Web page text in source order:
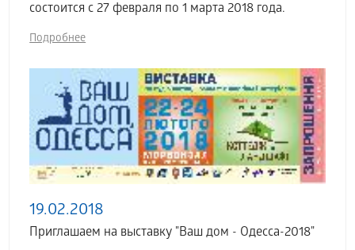
состоится с 27 февраля по 1 марта 2018 года.
Подробнее
19.02.2018
Приглашаем на выставку "Ваш дом - Одесса-2018"